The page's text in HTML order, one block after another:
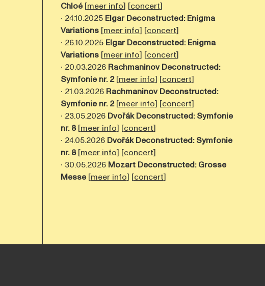
Chloé[meer info] [concert]
∙ 24.10.2025 Elgar Deconstructed: Enigma
Variations [meer info] [concert]
∙ 26.10.2025 Elgar Deconstructed: Enigma
Variations [meer info] [concert]
∙ 20.03.2026 Rachmaninov Deconstructed:
Symfonie nr. 2[meer info] [concert]
∙ 21.03.2026 Rachmaninov Deconstructed:
Symfonie nr. 2[meer info] [concert]
∙ 23.05.2026 Dvořák Deconstructed: Symfonie
nr. 8[meer info] [concert]
∙ 24.05.2026 Dvořák Deconstructed: Symfonie
nr. 8[meer info] [concert]
∙ 30.05.2026 Mozart Deconstructed: Grosse
Messe[meer info] [concert]